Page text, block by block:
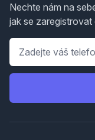
Nechte nám na
jak se
Telefon